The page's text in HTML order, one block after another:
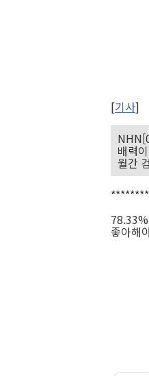
[기사]
배력
월간
좋아해